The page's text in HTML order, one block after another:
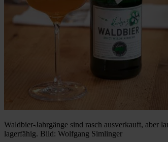
Waldbier-Jahrgänge sind rasch ausverkauft, aber
lagerfähig. Bild: Wolfgang Simlinger